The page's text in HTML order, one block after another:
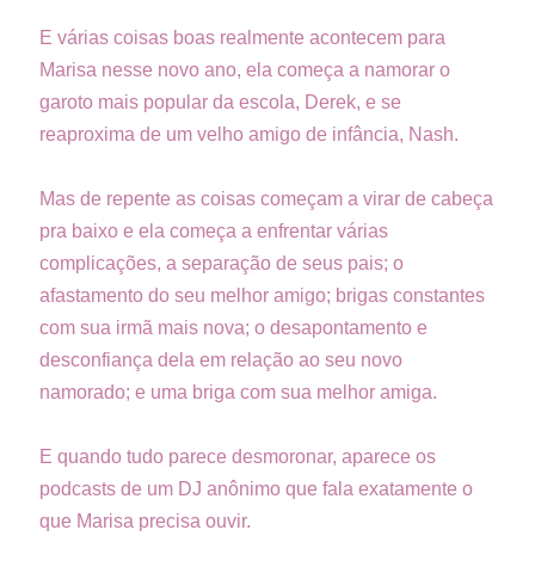
E várias coisas boas realmente acontecem para
Marisa nesse novo ano, ela começa a namorar o
garoto mais popular da escola, Derek, e se
reaproxima de um velho amigo de infância, Nash.
Mas de repente as coisas começam a virar de cabeça
pra baixo e ela começa a enfrentar várias
complicações, a separação de seus pais; o
afastamento do seu melhor amigo; brigas constantes
com sua irmã mais nova; o desapontamento e
desconfiança dela em relação ao seu novo
namorado; e uma briga com sua melhor amiga.
E quando tudo parece desmoronar, aparece os
podcasts de um DJ anônimo que fala exatamente o
que Marisa precisa ouvir.